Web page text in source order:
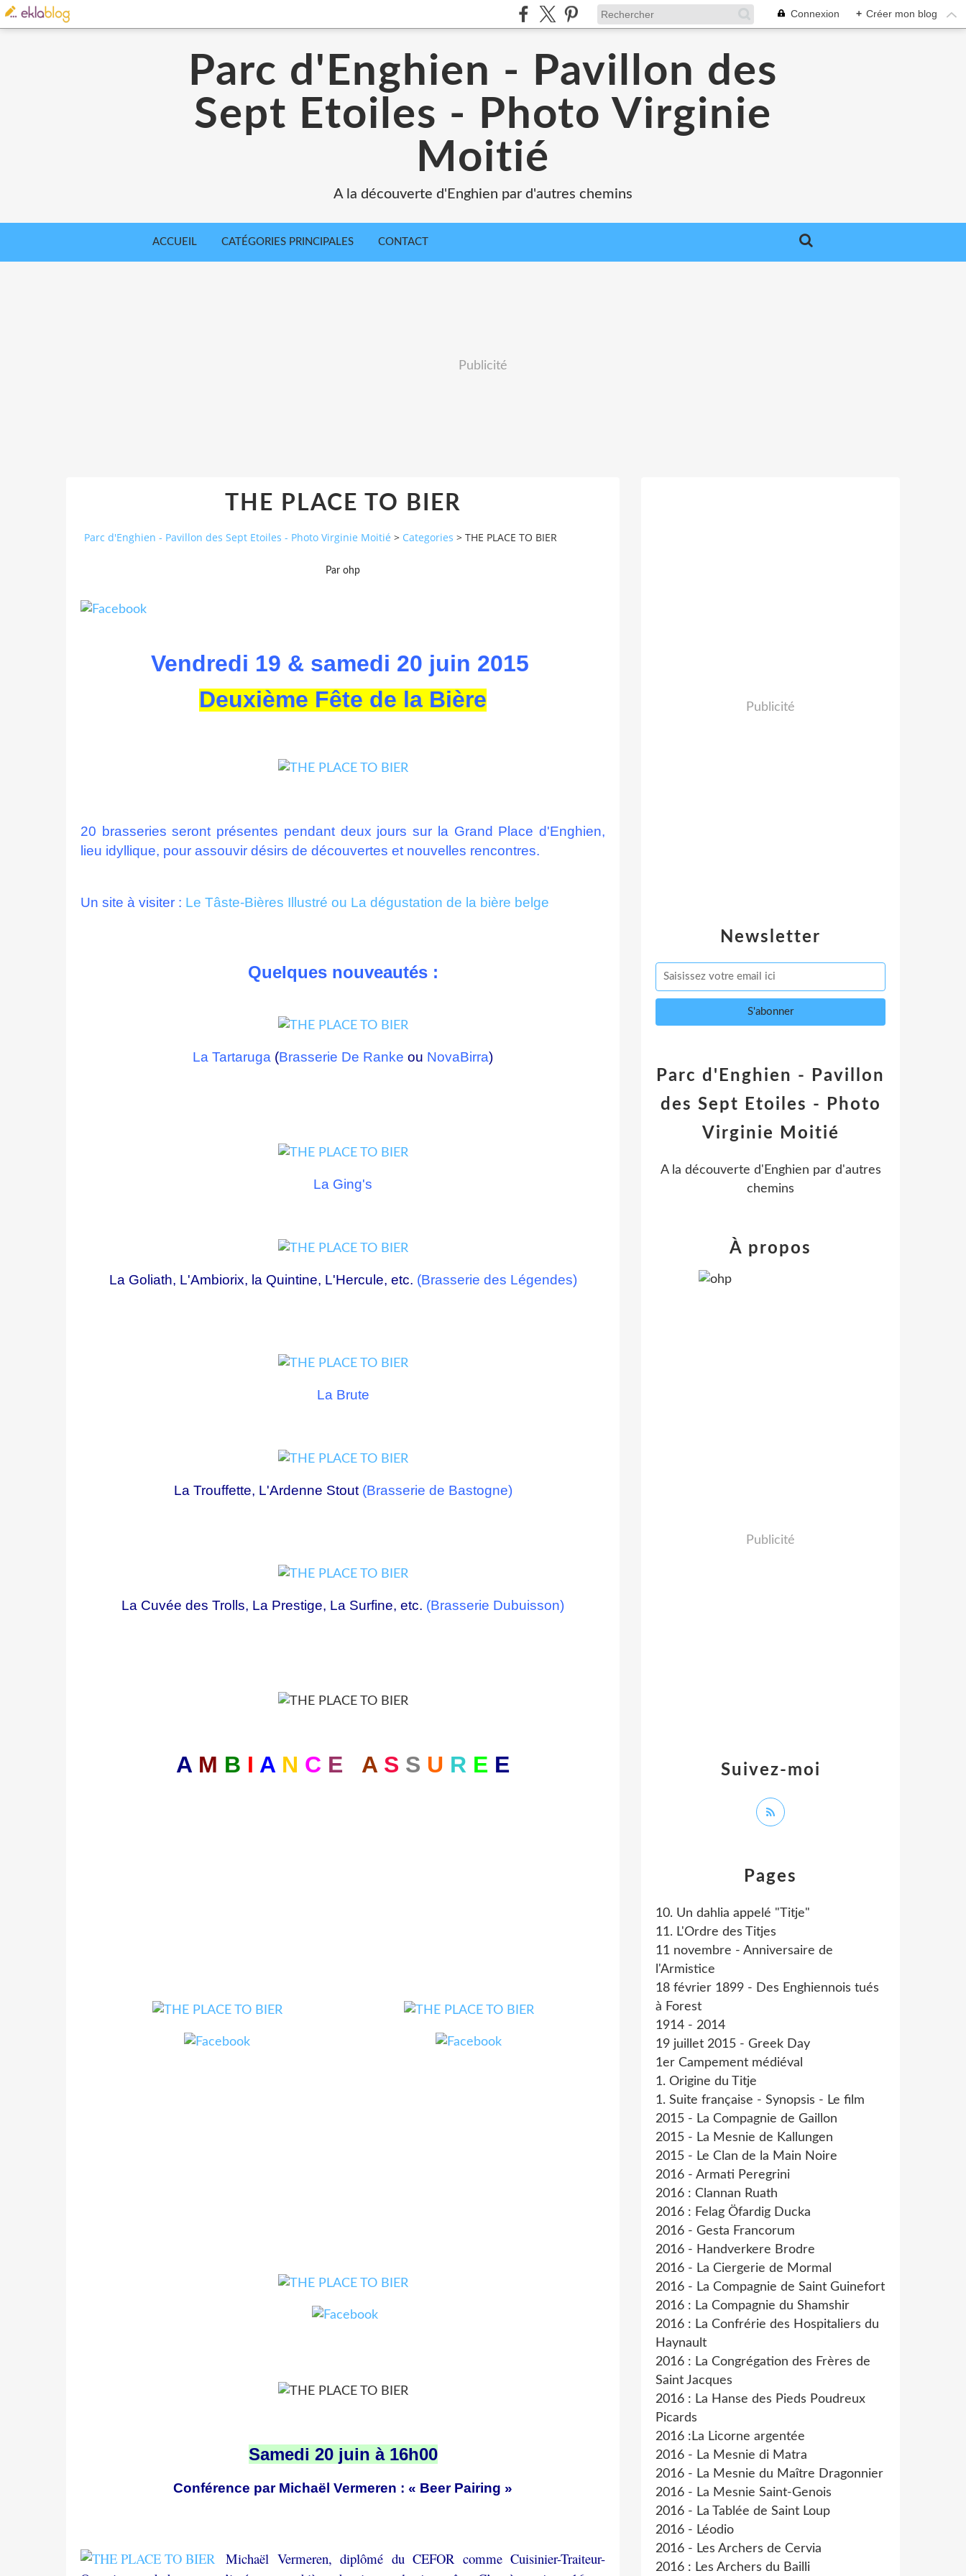
Connexion + Créer mon blog
Parc d'Enghien - Pavillon des
Sept Etoiles - Photo Virginie
Moitié
A la découverte d'Enghien par d'autres chemins
ACCUEIL CATÉGORIES PRINCIPALES CONTACT
Publicité
THE PLACE TO BIER
Parc d'Enghien - Pavillon des Sept Etoiles - Photo Virginie Moitié > Categories > THE PLACE TO BIER
Par ohp
Vendredi 19 & samedi 20 juin 2015
Deuxième Fête de la Bière
20 brasseries seront présentes pendant deux jours sur la Grand Place d'Enghien,
lieu idyllique, pour assouvir désirs de découvertes et nouvelles rencontres.
Un site à visiter : Le Tâste-Bières Illustré ou La dégustation de la bière belge
Quelques nouveautés :
La Tartaruga (Brasserie De Ranke ou NovaBirra)
La Ging's
La Goliath, L'Ambiorix, la Quintine, L'Hercule, etc. (Brasserie des Légendes)
La Brute
La Trouffette, L'Ardenne Stout(Brasserie de Bastogne)
La Cuvée des Trolls, La Prestige, La Surfine, etc. (Brasserie Dubuisson)
A M B I A N C E A S S U R E E
Samedi 20 juin à 16h00
Conférence par Michaël Vermeren : « Beer Pairing »
Michaël Vermeren, diplômé du CEFOR comme Cuisinier-Traiteur-
Newsletter
Publicité
Pages
10. Un dahlia appelé "Titje"
11. L'Ordre des Titjes
11 novembre - Anniversaire de
l'Armistice
18 février 1899 - Des Enghiennois tués
à Forest
1914 - 2014
19 juillet 2015 - Greek Day
1er Campement médiéval
1. Origine du Titje
1. Suite française - Synopsis - Le film
2015 - La Compagnie de Gaillon
2015 - La Mesnie de Kallungen
2015 - Le Clan de la Main Noire
2016 - Armati Peregrini
2016 : Clannan Ruath
2016 : Felag Öfardig Ducka
2016 - Gesta Francorum
2016 - Handverkere Brodre
2016 - La Ciergerie de Mormal
2016 - La Compagnie de Saint Guinefort
2016 : La Compagnie du Shamshir
2016 : La Confrérie des Hospitaliers du
Haynault
2016 : La Congrégation des Frères de
Saint Jacques
2016 : La Hanse des Pieds Poudreux
Picards
2016 :La Licorne argentée
2016 - La Mesnie di Matra
2016 - La Mesnie du Maître Dragonnier
2016 - La Mesnie Saint-Genois
2016 - La Tablée de Saint Loup
2016 - Léodio
2016 - Les Archers de Cervia
2016 : Les Archers du Bailli
Parc d'Enghien - Pavillon
des Sept Etoiles - Photo
Virginie Moitié
A la découverte d'Enghien par d'autres
chemins
Suivez-moi
À propos
Publicité